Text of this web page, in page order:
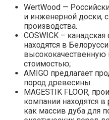
WertWood —
и инженерной доски,
производства.
COSWICK –
находятся в
высококачественную
стоимостью;
AMIGO предлагает
пород древесины
MAGESTIK FLOOR,
компании находятся
как массив дуба для